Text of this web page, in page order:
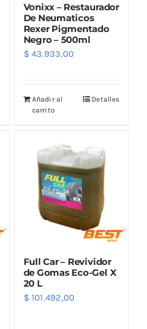
Vonixx – Restaurador
De Neumaticos
Rexer Pigmentado
Negro – 500ml
$43.933,00
Añadir al
carrito
Detalles
Full Car – Revividor
de Gomas Eco-Gel X
20 L
$101.492,00